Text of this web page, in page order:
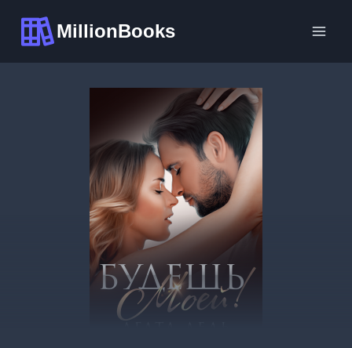
содержимому
MillionBooks